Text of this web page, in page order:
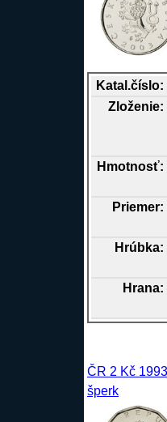
Katal.číslo:
Zloženie:
Hmotnosť:
Priemer:
Hrúbka:
Hrana:
ČR 2 Kč
šperk